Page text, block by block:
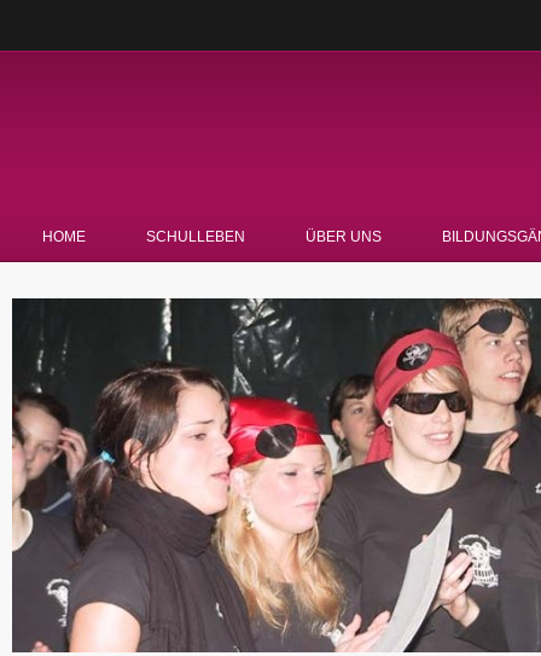
HOME SCHULLEBEN ÜBER UNS